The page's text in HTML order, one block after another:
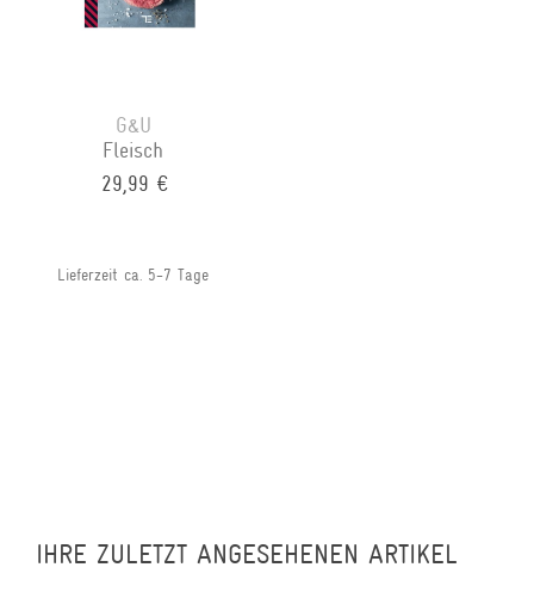
G&U
Fleisch
29,99 €
Lieferzeit ca. 5-7 Tage
IHRE ZULETZT ANGESEHENEN ARTIKEL